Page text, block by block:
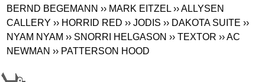
BERND BEGEMANN ›› MARK EITZEL ›› ALLYSEN
CALLERY ›› HORRID RED ›› JODIS ›› DAKOTA SUITE ››
NYAM NYAM ›› SNORRI HELGASON ›› TEXTOR ›› AC
NEWMAN ›› PATTERSON HOOD